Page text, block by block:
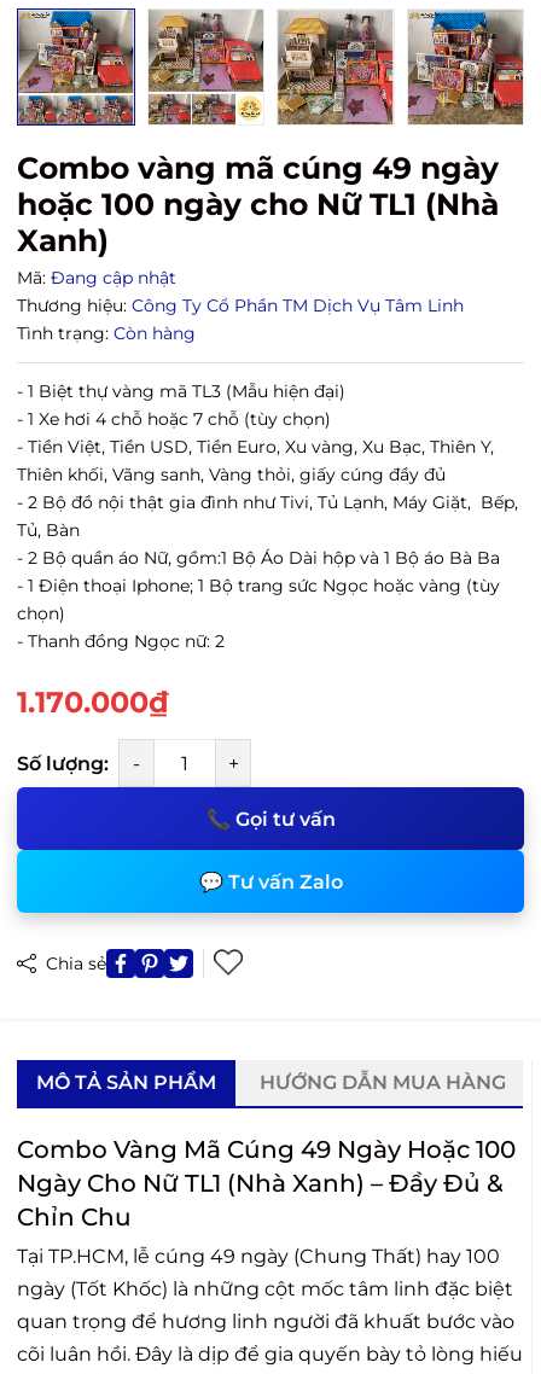
Combo vàng mã cúng 49 ngày
hoặc 100 ngày cho Nữ TL1 (Nhà
Xanh)
Mã: Đang cập nhật
Thương hiệu: Công Ty Cổ Phần TM Dịch Vụ Tâm Linh
Tình trạng: Còn hàng
- 1 Biệt thự vàng mã TL3 (Mẫu hiện đại)
- 1 Xe hơi 4 chỗ hoặc 7 chỗ (tùy chọn)
- Tiền Việt, Tiền USD, Tiền Euro, Xu vàng, Xu Bạc, Thiên Y,
Thiên khối, Vãng sanh, Vàng thỏi, giấy cúng đầy đủ
- 2 Bộ đồ nội thật gia đình như Tivi, Tủ Lạnh, Máy Giặt, Bếp,
Tủ, Bàn
- 2 Bộ quần áo Nữ, gồm:1 Bộ Áo Dài hộp và 1 Bộ áo Bà Ba
- 1 Điện thoại Iphone; 1 Bộ trang sức Ngọc hoặc vàng (tùy
chọn)
- Thanh đồng Ngọc nữ: 2
1.170.000₫
Số lượng: - +
📞 Gọi tư vấn
💬 Tư vấn Zalo
Chia sẻ
MÔ TẢ SẢN PHẨM HƯỚNG DẪN MUA HÀNG
Combo Vàng Mã Cúng 49 Ngày Hoặc 100
Ngày Cho Nữ TL1 (Nhà Xanh) – Đầy Đủ &
Chỉn Chu
Tại TP.HCM, lễ cúng 49 ngày (Chung Thất) hay 100
ngày (Tốt Khốc) là những cột mốc tâm linh đặc biệt
quan trọng để hương linh người đã khuất bước vào
cõi luân hồi. Đây là dịp để gia quyến bày tỏ lòng hiếu